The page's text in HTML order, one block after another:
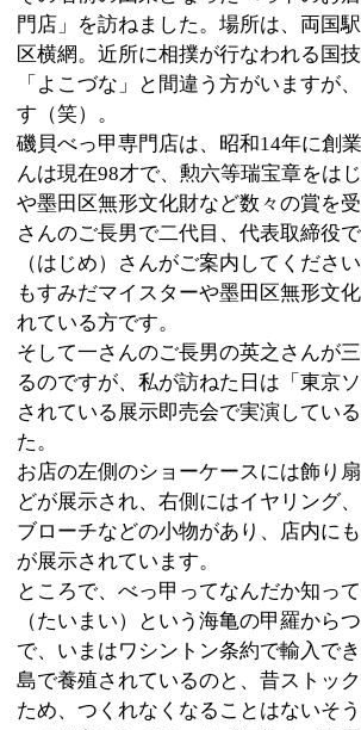
れている方です。
そして一さんのご長男の英之さんが三代目を継いでい
るのですが、私が訪ねた日は「東京ソラマチ」で開催
されている展示即売会で実演しているため留守でし
た。
お店の左側のショーケースには飾り扇やネックレスな
どが展示され、右側にはイヤリング、ブレスレット、
ブローチなどの小物があり、店内にもさまざまな作品
が展示されています。
ところで、べっ甲ってなんだか知ってました？玳瑁
（たいまい）という海亀の甲羅からつくられる工芸品
で、いまはワシントン条約で輸入できませんが、石垣
島で養殖されているのと、昔ストックした材料がある
ため、つくれなくなることはないそうです。
つくり方としては、まず何枚もの甲羅の材料を熱で圧
着して、同じ厚さの板をつくり、それを削ったり、曲
げたり加工していきます。つくるものにもよります
が、だいたい30ちかい工程があり、作業場を見せてい
ただいたのですが、さまざまな機械や工具があり、ヤ
スリだけでも20～30種類ありました。
店舗の右側、駐車場の横に「小さな博物館」と書かれ
たショーケースがあり、大正時代・明治時代・江戸時
代につくられたべっ甲の櫛やメガネなど、価値ある骨
董品が展示されています。ちなみに、徳川家康のメガ
ネもべっ甲だったそうです。
そうそう、店内にあったネックレスを見て、ちょっと
ビックリ。なんと、みんな100万円以上のものばかり。
いつか買える身分になりたいなぁと思いながら、店を
あとにしました。
※上記記事は墨田区時間スタッフにより取材掲載され
たものです。
個人の主観的な評価や情報時間の経過による変化など
がございます事をご了承ください。